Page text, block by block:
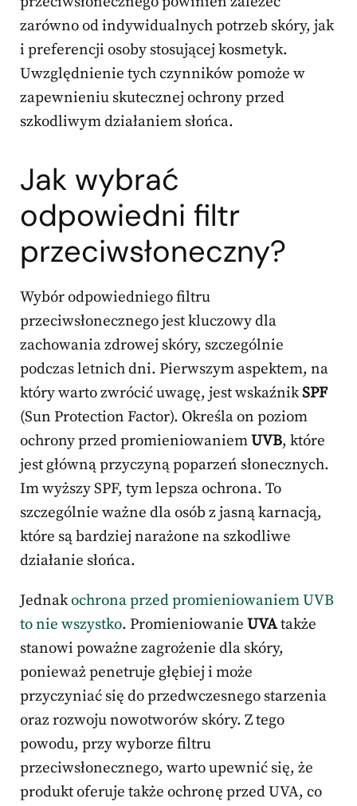
zarówno od indywidualnych potrzeb skóry, jak
i preferencji osoby stosującej kosmetyk.
Uwzględnienie tych czynników pomoże w
zapewnieniu skutecznej ochrony przed
szkodliwym działaniem słońca.
Jak wybrać
odpowiedni filtr
przeciwsłoneczny?
Wybór odpowiedniego filtru
przeciwsłonecznego jest kluczowy dla
zachowania zdrowej skóry, szczególnie
podczas letnich dni. Pierwszym aspektem, na
który warto zwrócić uwagę, jest wskaźnikSPF
(Sun Protection Factor). Określa on poziom
ochrony przed promieniowaniemUVB, które
jest główną przyczyną poparzeń słonecznych.
Im wyższy SPF, tym lepsza ochrona. To
szczególnie ważne dla osób z jasną karnacją,
które są bardziej narażone na szkodliwe
działanie słońca.
Jednakochrona przed promieniowaniem UVB
to nie wszystko. Promieniowanie UVAtakże
stanowi poważne zagrożenie dla skóry,
ponieważ penetruje głębiej i może
przyczyniać się do przedwczesnego starzenia
oraz rozwoju nowotworów skóry. Z tego
powodu, przy wyborze filtru
przeciwsłonecznego, warto upewnić się, że
produkt oferuje także ochronę przed UVA, co